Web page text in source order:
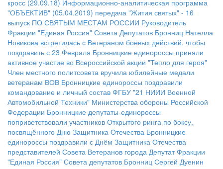
кросс (29.09.18) Информационно-аналитическая программа
"ОБЪЕКТИВ" (05.04.2019) передача "Жития святых" - 16
выпуск ПО СВЯТЫМ МЕСТАМ РОССИИ Руководитель
Фракции "Единая Россия" Совета Депутатов Бронниц Нателла
Новикова встретилась с Ветераном боевых действий, чтобы
поздравить с 23 Февраля Бронницкие единороссы приняли
активное участие во Всероссийской акции "Тепло для героя"
Член местного политсовета вручила юбилейные медали
ветеранам ВОВ Бронницкие единороссы поздравили
командование и личный состав ФГБУ "21 НИИИ Военной
Автомобильной Техники" Министерства обороны Российской
Федерации Бронницкие депутаты-единороссы
поприветствовали участников Открытого ринга по боксу,
посвящённого Дню Защитника Отечества Бронницкие
единороссы поздравили с Днём Защитника Отечества
представителей Совета Ветеранов города Депутат Фракции
"Единая Россия" Совета депутатов Бронниц Сергей Дуенин